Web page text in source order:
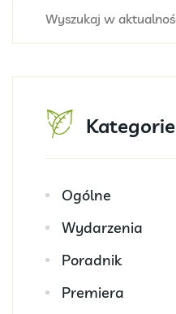
Kategorie
Ogólne
Wydarzenia
Poradnik
Premiera